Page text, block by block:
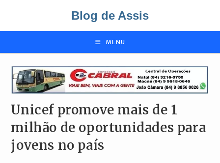
o
Blog de Assis
MENU
Unicef promove mais de 1
milhão de oportunidades para
jovens no país